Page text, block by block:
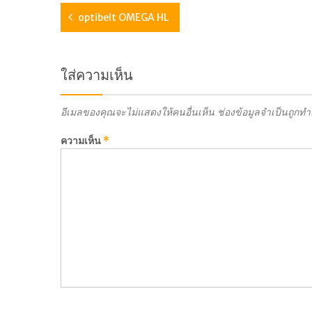
optibelt OMEGA HL
ใส่ความเห็น
อีเมลของคุณจะไม่แสดงให้คนอื่นเห็น ช่องข้อมูลจำเป็นถูกท
ความเห็น*